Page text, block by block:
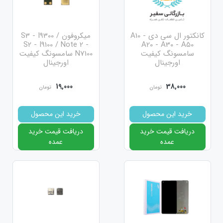
کانکتور ال سی دی A10 -
A20 - A30 - A50
سامسونگ کیفیت
اورجینال
38,000 تومان
خرید این محصول
دریافت قیمت خرید
عمده
میکروفون S3 - I9300 /
S2 - I9100 / Note 2 -
N7100 سامسونگ کیفیت
اورجینال
19,000 تومان
خرید این محصول
دریافت قیمت خرید
عمده